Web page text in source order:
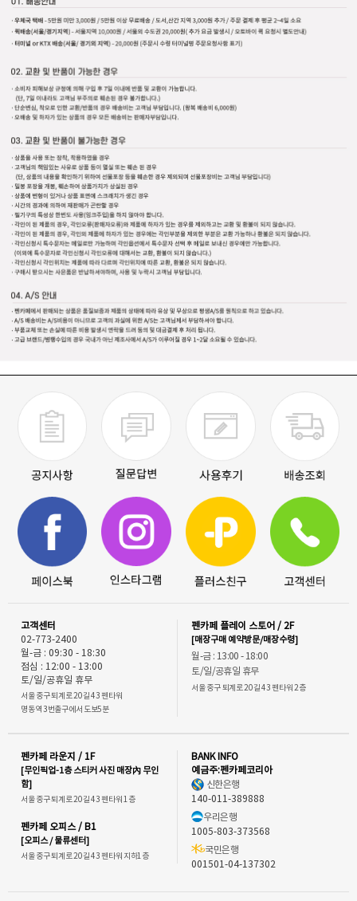
고객센터
02-773-2400
월-금 : 09:30 - 18:30
점심 : 12:00 - 13:00
토/일/공휴일 휴무
서울 중구 퇴계로 20길 43 펜타워
명동역 3번출구에서 도보5분
펜카페 플레이 스토어 / 2F
[매장구매 예약방문/매장수령]
월-금 : 13:00 - 18:00
토/일/공휴일 휴무
서울 중구 퇴계로 20길 43 펜타워 2층
펜카페 라운지 / 1F
[무인픽업-1층 스티커 사진 매장內 무인
함]
서울 중구 퇴계로 20길 43 펜타워 1층
펜카페 오피스 / B1
[오피스 / 물류센터]
서울 중구 퇴계로 20길 43 펜타워 지하1층
BANK INFO
예금주:펜카페코리아
신한은행
140-011-389888
우리은행
1005-803-373568
국민은행
001501-04-137302